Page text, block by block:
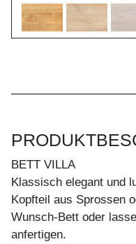
BETT VILLA
Klassisch elegant und
Kopfteil aus Sprossen
Wunsch-Bett oder
anfertigen.